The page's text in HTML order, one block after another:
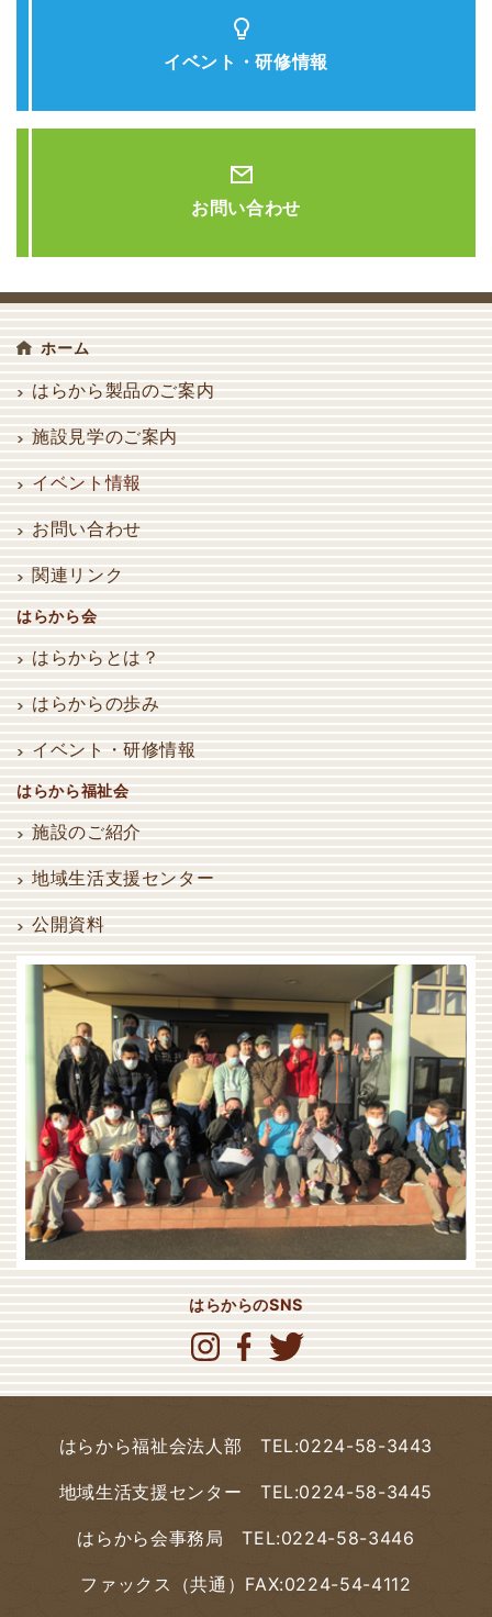
イベント・研修情報
お問い合わせ
ホーム
はらから製品のご案内
施設見学のご案内
イベント情報
お問い合わせ
関連リンク
はらから会
はらからとは？
はらからの歩み
イベント・研修情報
はらから福祉会
施設のご紹介
地域生活支援センター
公開資料
はらからのSNS
はらから福祉会法人部 TEL:0224-58-3443
地域生活支援センター TEL:0224-58-3445
はらから会事務局TEL:0224-58-3446
ファックス（共通） FAX:0224-54-4112